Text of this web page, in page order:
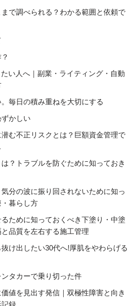
で調べられる？わかる範囲と依頼で
い人へ｜副業・ライティング・自動
毎日の積み重ねを大切にする
かしい
む不正リスクとは？巨額資金管理で
？トラブルを防ぐために知っておき
分の波に振り回されないために知っ
暮らし方
ために知っておくべき下塗り・中塗
品質を左右する施工管理
け出したい30代へ!厚肌をやわらげる
タカーで乗り切った件
価値を見出す発信｜双極性障害と向き
録